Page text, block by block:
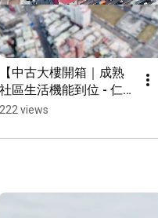
【中古大樓開箱｜成熟
社區生活機能到位 - 仁武
環秀山莊 】#小武線上
仁武 #中古大樓 #shorts
222 views